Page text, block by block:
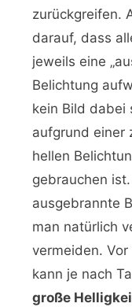
zurückgreifen.
darauf, dass
jeweils eine
Belichtung
kein Bild dabei
aufgrund einer
hellen
gebrauchen
ausgebrannte
man natürlich
vermeiden.
kann je nach
große